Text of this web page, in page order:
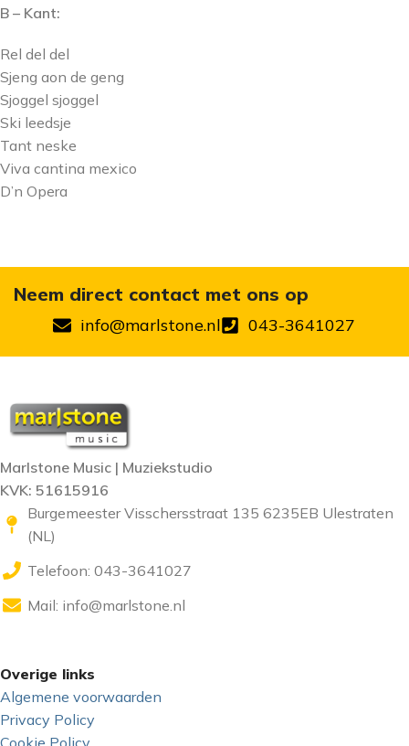
B – Kant:
Rel del del
Sjeng aon de geng
Sjoggel sjoggel
Ski leedsje
Tant neske
Viva cantina mexico
D’n Opera
Neem direct contact met ons op
info@marlstone.nl 043-3641027
Marlstone Music | Muziekstudio
KVK: 51615916
Burgemeester Visschersstraat 135 6235EB Ulestraten
(NL)
Telefoon: 043-3641027
Mail: info@marlstone.nl
Overige links
Algemene voorwaarden
Privacy Policy
Cookie Policy